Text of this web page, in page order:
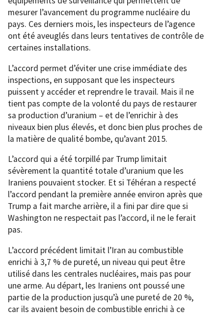
mesurer l’avancement du programme nucléaire du
pays. Ces derniers mois, les inspecteurs de l’agence
ont été aveuglés dans leurs tentatives de contrôle de
certaines installations.
L’accord permet d’éviter une crise immédiate des
inspections, en supposant que les inspecteurs
puissent y accéder et reprendre le travail. Mais il ne
tient pas compte de la volonté du pays de restaurer
sa production d’uranium – et de l’enrichir à des
niveaux bien plus élevés, et donc bien plus proches de
la matière de qualité bombe, qu’avant 2015.
L’accord qui a été torpillé par Trump limitait
sévèrement la quantité totale d’uranium que les
Iraniens pouvaient stocker. Et si Téhéran a respecté
l’accord pendant la première année environ après que
Trump a fait marche arrière, il a fini par dire que si
Washington ne respectait pas l’accord, il ne le ferait
pas.
L’accord précédent limitait l’Iran au combustible
enrichi à 3,7 % de pureté, un niveau qui peut être
utilisé dans les centrales nucléaires, mais pas pour
une arme. Au départ, les Iraniens ont poussé une
partie de la production jusqu’à une pureté de 20 %,
car ils avaient besoin de combustible enrichi à ce